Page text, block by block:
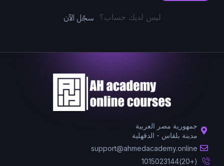
ليس لديك حساب؟ سجّل الآن
جمهورية مصر العربية
مدينة بلقاس - الدقهلية
support@ahmedacademy.online
(+20)1015023144